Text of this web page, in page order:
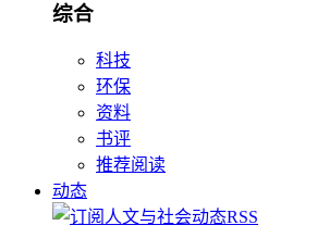
综合
科技
环保
资料
书评
推荐阅读
动态